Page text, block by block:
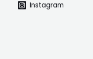
Instagram